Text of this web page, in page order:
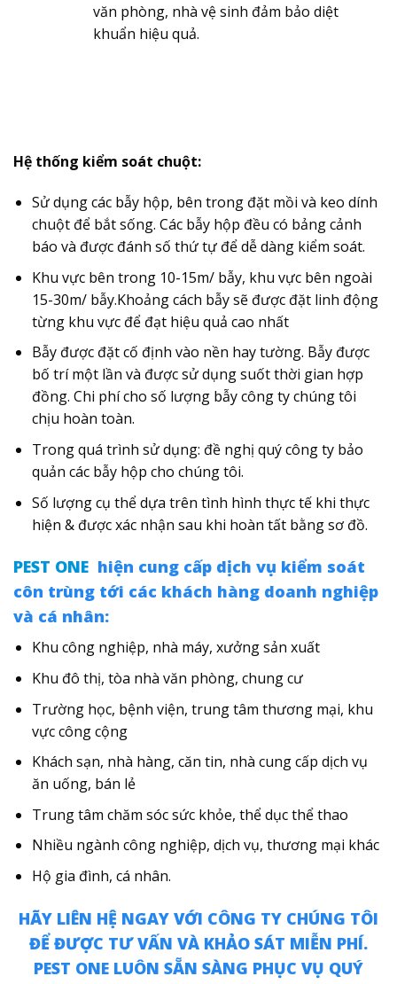
văn phòng, nhà vệ sinh đảm bảo diệt
khuẩn hiệu quả.
Hệ thống kiểm soát chuột:
Sử dụng các bẫy hộp, bên trong đặt mồi và keo dính
chuột để bắt sống. Các bẫy hộp đều có bảng cảnh
báo và được đánh số thứ tự để dễ dàng kiểm soát.
Khu vực bên trong 10-15m/ bẫy, khu vực bên ngoài
15-30m/ bẫy.Khoảng cách bẫy sẽ được đặt linh động
từng khu vực để đạt hiệu quả cao nhất
Bẫy được đặt cố định vào nền hay tường. Bẫy được
bố trí một lần và được sử dụng suốt thời gian hợp
đồng. Chi phí cho số lượng bẫy công ty chúng tôi
chịu hoàn toàn.
Trong quá trình sử dụng: đề nghị quý công ty bảo
quản các bẫy hộp cho chúng tôi.
Số lượng cụ thể dựa trên tình hình thực tế khi thực
hiện & được xác nhận sau khi hoàn tất bằng sơ đồ.
PEST ONE hiện cung cấp dịch vụ kiểm soát
côn trùng tới các khách hàng doanh nghiệp
và cá nhân:
Khu công nghiệp, nhà máy, xưởng sản xuất
Khu đô thị, tòa nhà văn phòng, chung cư
Trường học, bệnh viện, trung tâm thương mại, khu
vực công cộng
Khách sạn, nhà hàng, căn tin, nhà cung cấp dịch vụ
ăn uống, bán lẻ
Trung tâm chăm sóc sức khỏe, thể dục thể thao
Nhiều ngành công nghiệp, dịch vụ, thương mại khác
Hộ gia đình, cá nhân.
HÃY LIÊN HỆ NGAY VỚI CÔNG TY CHÚNG TÔI
ĐỂ ĐƯỢC TƯ VẤN VÀ KHẢO SÁT MIỄN PHÍ.
PEST ONE LUÔN SẴN SÀNG PHỤC VỤ QUÝ